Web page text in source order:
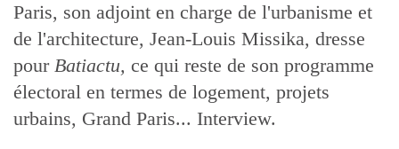
Paris, son adjoint en charge de l'urbanisme et
de l'architecture, Jean-Louis Missika, dresse
pour Batiactu, ce qui reste de son programme
électoral en termes de logement, projets
urbains, Grand Paris... Interview.